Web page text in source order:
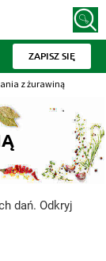
ZAPISZ SIĘ
z żurawiną
dań. Odkryj